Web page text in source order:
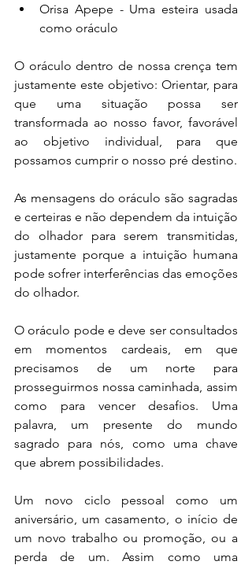
Orisa Apepe - Uma esteira usada
como oráculo
O oráculo dentro de nossa crença tem
justamente este objetivo: Orientar, para
que uma situação possa ser
transformada ao nosso favor, favorável
ao objetivo individual, para que
possamos cumprir o nosso pré destino.
As mensagens do oráculo são sagradas
e certeiras e não dependem da intuição
do olhador para serem transmitidas,
justamente porque a intuição humana
pode sofrer interferências das emoções
do olhador.
O oráculo pode e deve ser consultados
em momentos cardeais, em que
precisamos de um norte para
prosseguirmos nossa caminhada, assim
como para vencer desafios. Uma
palavra, um presente do mundo
sagrado para nós, como uma chave
que abrem possibilidades.
Um novo ciclo pessoal como um
aniversário, um casamento, o início de
um novo trabalho ou promoção, ou a
perda de um. Assim como uma